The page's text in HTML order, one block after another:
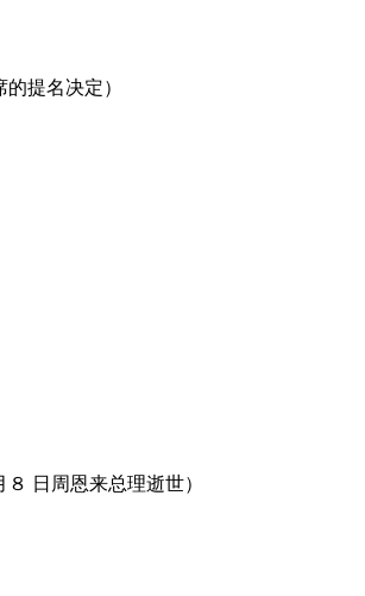
提名决定）
日周恩来总理逝世）